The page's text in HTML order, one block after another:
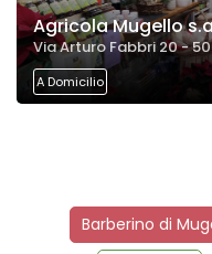
Agricola Mugello
Via Arturo Fabbri 20 -
A Domicilio
Barberino di